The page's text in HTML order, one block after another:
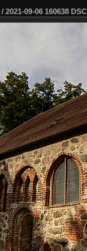
/ 2021-09-06 160638